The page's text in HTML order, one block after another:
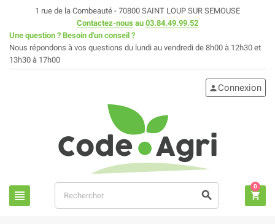
1 rue de la Combeauté - 70800 SAINT LOUP SUR SEMOUSE
Contactez-nous au 03.84.49.99.52
Une question ? Besoin d'un conseil ?
Nous répondons à vos questions du lundi au vendredi de 8h00 à 12h30 et
13h30 à 17h00
view_headline search
person Connexion
shopping_cart
0